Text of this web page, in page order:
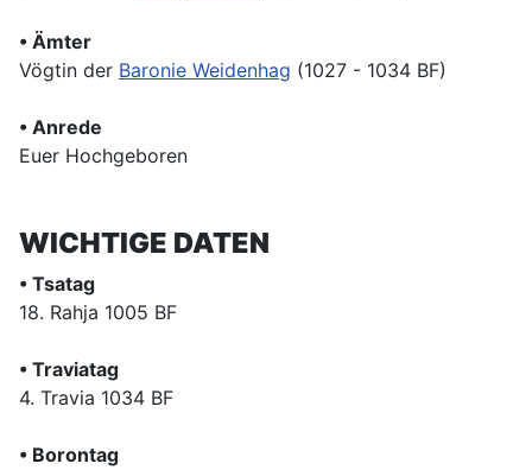
• Ämter
Vögtin der Baronie Weidenhag (1027 - 1034 BF)
• Anrede
Euer Hochgeboren
WICHTIGE DATEN
• Tsatag
18. Rahja 1005 BF
• Traviatag
4. Travia 1034 BF
• Borontag